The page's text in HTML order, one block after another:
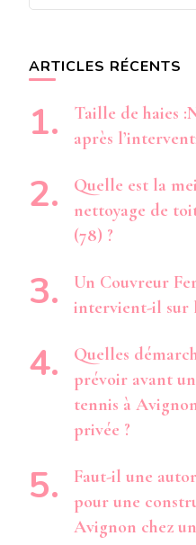
ARTICLES RÉCENTS
Taille de haies
après
Quelle est la
nettoyage de
(78) ?
Un Couvreur
intervient-il sur
Quelles
prévoir avant
tennis à
privée ?
Faut-il une
pour une
Avignon chez